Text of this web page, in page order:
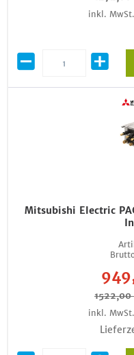
inkl. MwSt.
Mitsubishi Electric
inkl. MwSt.